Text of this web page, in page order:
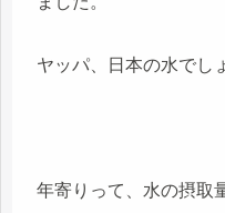
ヤッパ、日本の水でし
年寄りって、水の摂取